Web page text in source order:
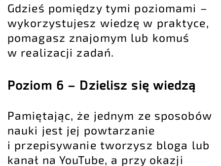
Gdzieś pomiędzy tymi poziomami –
wykorzystujesz wiedzę w praktyce,
pomagasz znajomym lub komuś
w realizacji zadań.
Poziom 6 – Dzielisz się wiedzą
Pamiętając, że jednym ze sposobów
nauki jest jej powtarzanie
i przepisywanie tworzysz bloga lub
kanał na YouTube, a przy okazji